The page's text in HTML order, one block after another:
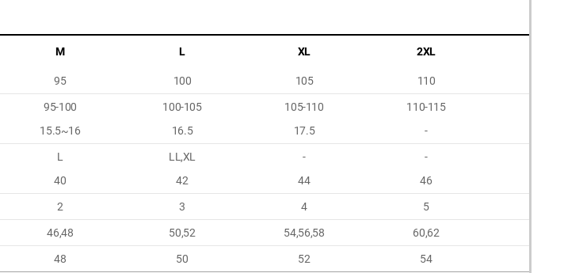
M L XL 2XL
95 100 105 110
95-100
15.5~16
100-105
16.5
105-110
17.5
110-115
-
L
40
LL,XL
42
-
44
-
46
2 3 4 5
46,48 50,52 54,56,58 60,62
48 50 52 54